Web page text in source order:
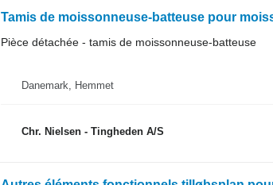
Tamis de moissonneuse-batteuse pour
Pièce détachée - tamis de moissonneuse-batteuse
Danemark, Hemmet
Chr. Nielsen - Tingheden A/S